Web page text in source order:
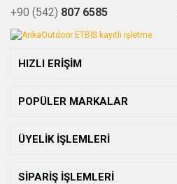
+90 (542) 807 6585
HIZLI ERİŞİM
POPÜLER MARKALAR
ÜYELİK İŞLEMLERİ
SİPARİŞ İŞLEMLERİ